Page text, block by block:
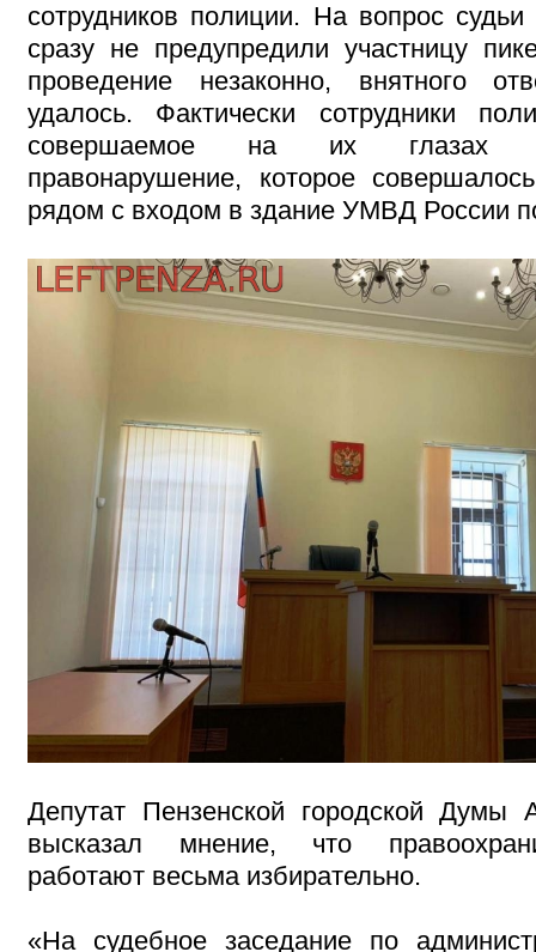
сотрудников полиции. На вопрос
сразу не предупредили участницу
проведение незаконно, внятного
удалось. Фактически сотрудники
совершаемое на их глазах
правонарушение, которое
рядом с входом в здание УМВД России
Депутат Пензенской городской Думы
высказал мнение, что
работают весьма избирательно.
«На судебное заседание по